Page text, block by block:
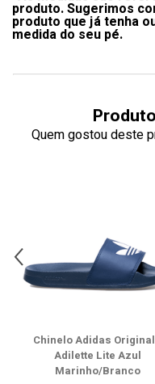
produto. Sugerimos
produto que já tenha
medida do seu pé.
Quem gostou deste
Chinelo Adidas
Adilette Lite Azul
Marinho/Branco